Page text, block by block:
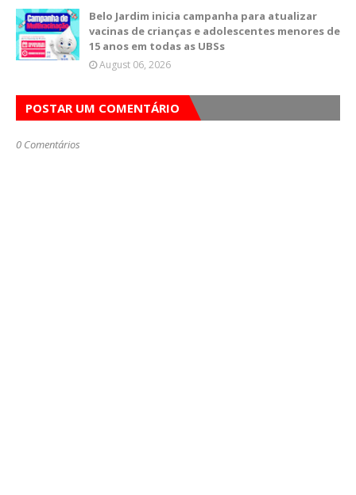
Belo Jardim inicia campanha para atualizar
vacinas de crianças e adolescentes menores de
15 anos em todas as UBSs
August 06, 2026
POSTAR UM COMENTÁRIO
0 Comentários